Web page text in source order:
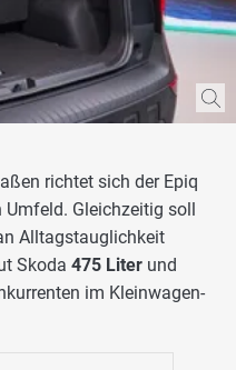
richtet sich der Epiq
Gleichzeitig soll
Alltagstauglichkeit
Skoda 475 Liter und
im Kleinwagen-